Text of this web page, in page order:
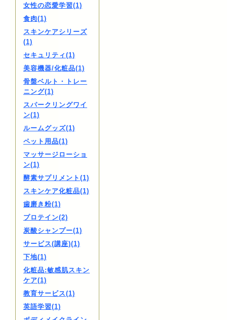
女性の恋愛学習(1)
食肉(1)
スキンケアシリーズ
(1)
セキュリティ(1)
美容機器/化粧品(1)
骨盤ベルト・トレー
ニング(1)
スパークリングワイ
ン(1)
ルームグッズ(1)
ペット用品(1)
マッサージローショ
ン(1)
酵素サプリメント(1)
スキンケア化粧品(1)
歯磨き粉(1)
プロテイン(2)
炭酸シャンプー(1)
サービス(講座)(1)
下地(1)
化粧品:敏感肌スキン
ケア(1)
教育サービス(1)
英語学習(1)